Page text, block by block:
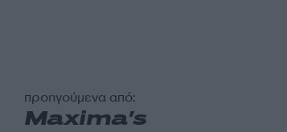
προηγούμενα από:
Maxima's